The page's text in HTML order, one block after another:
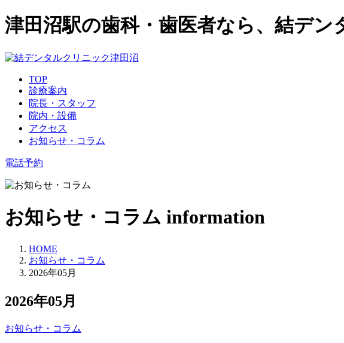
津田沼駅の歯科・歯医者なら、結デン
TOP
診療案内
院長・スタッフ
院内・設備
アクセス
お知らせ・コラム
電話予約
お知らせ・コラム information
HOME
お知らせ・コラム
2026年05月
2026年05月
お知らせ・コラム